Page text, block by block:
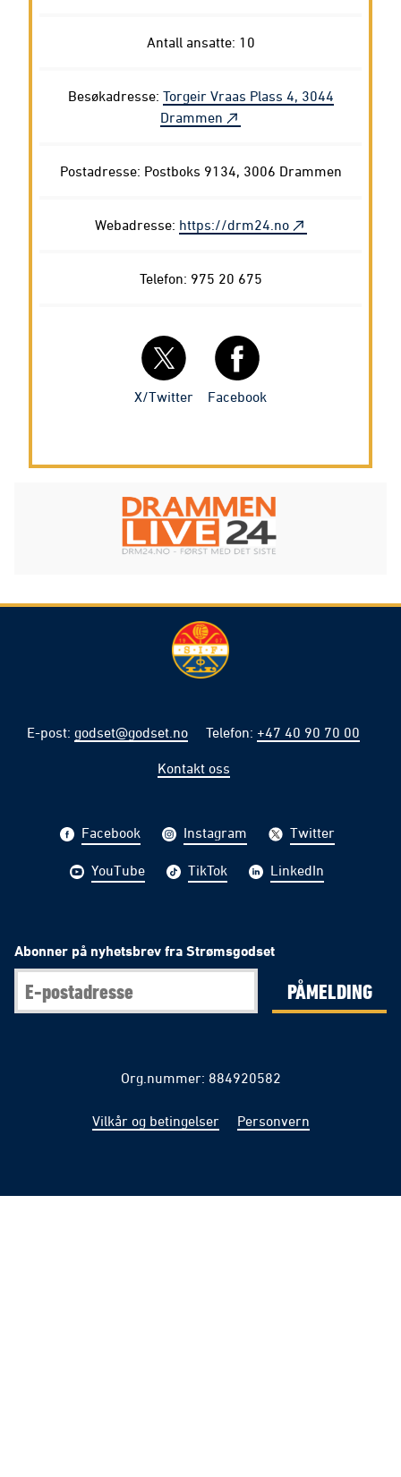
Antall ansatte: 10
Besøkadresse: Torgeir Vraas Plass 4, 3044
Drammen
Postadresse: Postboks 9134, 3006 Drammen
Webadresse: https://drm24.no
Telefon: 975 20 675
X/Twitter Facebook
E-post: godset@godset.no Telefon: +47 40 90 70 00
Kontakt oss
Facebook Instagram Twitter
YouTube TikTok LinkedIn
Abonner på nyhetsbrev fra Strømsgodset
PÅMELDING
Org.nummer: 884920582
Vilkår og betingelser Personvern